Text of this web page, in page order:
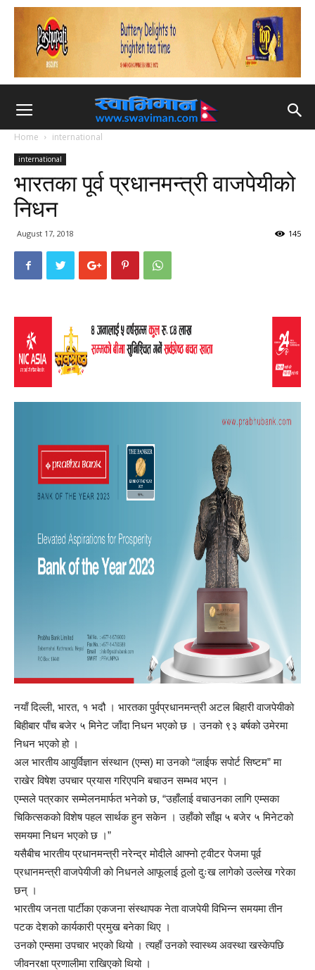
Home international
international
भारतका पूर्व प्रधानमन्त्री वाजपेयीको
निधन
August 17, 2018 145
नयाँ दिल्ली, भारत, १ भदौ । भारतका पुर्वप्रधानमन्त्री अटल बिहारी वाजपेयीको
बिहीबार पाँच बजेर ५ मिनेट जाँदा निधन भएको छ । उनको ९३ बर्षको उमेरमा
निधन भएको हो ।
अल भारतीय आयुर्विज्ञान संस्थान (एम्स) मा उनको “लाईफ सपोर्ट सिष्टम” मा
राखेर विषेश उपचार प्रयास गरिएपनि बचाउन सम्भव भएन ।
एम्सले पत्रकार सम्मेलनमार्फत भनेको छ, “उहाँलाई वचाउनका लागि एम्सका
चिकित्सकको विशेष पहल सार्थक हुन सकेन । उहाँको साँझ ५ बजेर ५ मिनेटको
समयमा निधन भएको छ ।”
यसैबीच भारतीय प्रधानमन्त्री नरेन्द्र मोदीले आफ्नो ट्वीटर पेजमा पूर्व
प्रधानमन्त्री वाजपेयीजी को निधनले आफूलाई ठूलो दुःख लागेको उल्लेख गरेका
छन् ।
भारतीय जनता पार्टीका एकजना संस्थापक नेता वाजपेयी विभिन्न समयमा तीन
पटक देशको कार्यकारी प्रमुख बनेका थिए ।
उनको एम्समा उपचार भएको थियो । त्यहाँ उनको स्वास्थ्य अवस्था खस्केपछि
जीवनरक्षा प्रणालीमा राखिएको थियो ।